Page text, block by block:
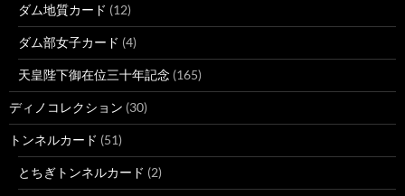
ダム地質カード (12)
ダム部女子カード (4)
天皇陛下御在位三十年記念 (165)
ディノコレクション (30)
トンネルカード (51)
とちぎトンネルカード (2)